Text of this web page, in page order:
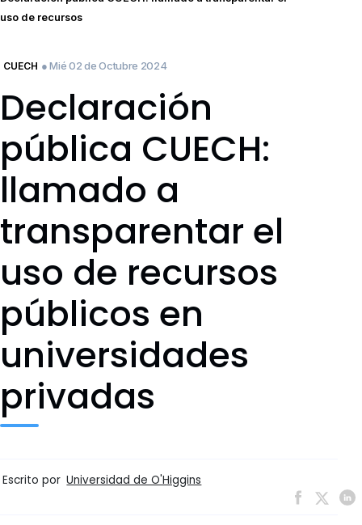
uso de recursos
CUECH ● Mié 02 de Octubre 2024
Declaración
pública CUECH:
llamado a
transparentar el
uso de recursos
públicos en
universidades
privadas
Escrito por Universidad de O'Higgins